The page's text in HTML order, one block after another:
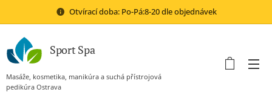
Otvírací doba: Po-Pá:8-20 dle objednávek
Sport Spa
Masáže, kosmetika, manikúra a suchá přístrojová
pedikúra Ostrava